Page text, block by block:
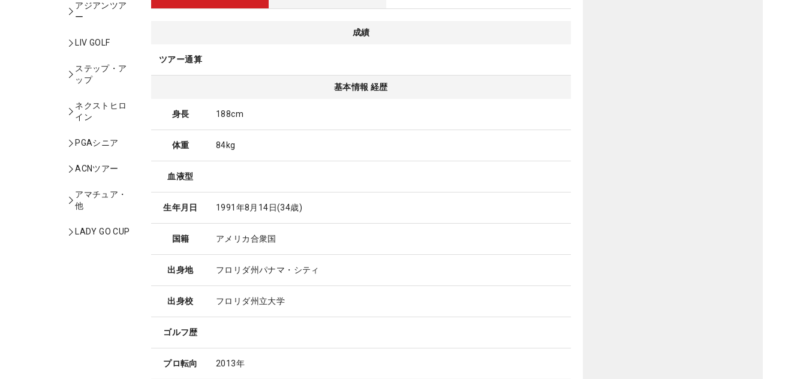
アジアンツア
ー
LIV GOLF
ステップ・ア
ップ
ネクストヒロ
イン
PGAシニア
ACNツアー
アマチュア・
他
LADY GO CUP
成績
ツアー通算
基本情報 経歴
身長 188cm
体重 84kg
血液型
生年月日 1991年8月14日(34歳)
国籍 アメリカ合衆国
出身地 フロリダ州パナマ・シティ
出身校 フロリダ州立大学
ゴルフ歴
プロ転向 2013年